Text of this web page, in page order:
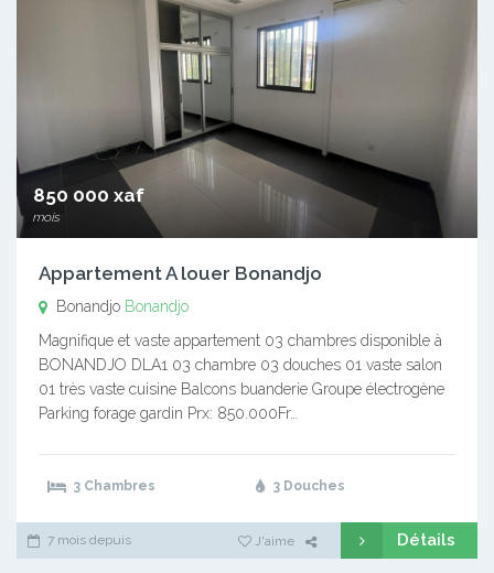
850 000 xaf
mois
Appartement A louer Bonandjo
Bonandjo Bonandjo
Magnifique et vaste appartement 03 chambres disponible à
BONANDJO DLA1 03 chambre 03 douches 01 vaste salon
01 très vaste cuisine Balcons buanderie Groupe électrogène
Parking forage gardin Prx: 850.000Fr…
3 Chambres 3 Douches
7 mois depuis J'aime Détails